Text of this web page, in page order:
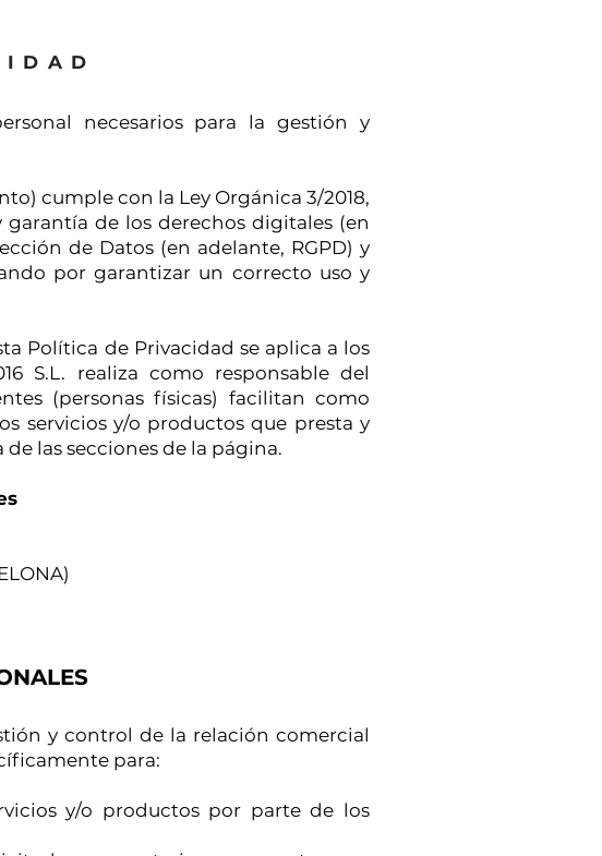
necesarios para la gestión y
cumple con la Ley Orgánica 3/2018,
de los derechos digitales (en
de Datos (en adelante, RGPD) y
por garantizar un correcto uso y
Política de Privacidad se aplica a los
S.L. realiza como responsable del
(personas físicas) facilitan como
servicios y/o productos que presta y
las secciones de la página.
y control de la relación comercial
para:
y/o productos por parte de los